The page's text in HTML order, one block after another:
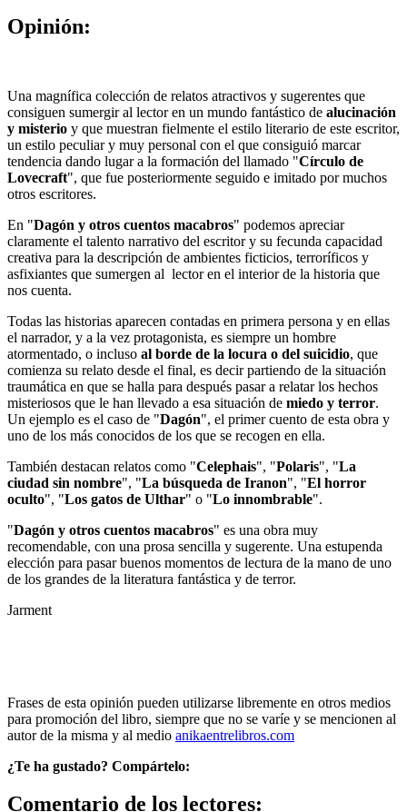
Opinión:
Una magnífica colección de relatos atractivos y sugerentes que
consiguen sumergir al lector en un mundo fantástico de alucinación
y misterio y que muestran fielmente el estilo literario de este escritor,
un estilo peculiar y muy personal con el que consiguió marcar
tendencia dando lugar a la formación del llamado "Círculo de
Lovecraft", que fue posteriormente seguido e imitado por muchos
otros escritores.
En "Dagón y otros cuentos macabros" podemos apreciar
claramente el talento narrativo del escritor y su fecunda capacidad
creativa para la descripción de ambientes ficticios, terroríficos y
asfixiantes que sumergen al lector en el interior de la historia que
nos cuenta.
Todas las historias aparecen contadas en primera persona y en ellas
el narrador, y a la vez protagonista, es siempre un hombre
atormentado, o incluso al borde de la locura o del suicidio, que
comienza su relato desde el final, es decir partiendo de la situación
traumática en que se halla para después pasar a relatar los hechos
misteriosos que le han llevado a esa situación de miedo y terror.
Un ejemplo es el caso de "Dagón", el primer cuento de esta obra y
uno de los más conocidos de los que se recogen en ella.
También destacan relatos como "Celephais", "Polaris", "La
ciudad sin nombre", "La búsqueda de Iranon", "El horror
oculto", "Los gatos de Ulthar" o "Lo innombrable".
"Dagón y otros cuentos macabros" es una obra muy
recomendable, con una prosa sencilla y sugerente. Una estupenda
elección para pasar buenos momentos de lectura de la mano de uno
de los grandes de la literatura fantástica y de terror.
Jarment
Frases de esta opinión pueden utilizarse libremente en otros medios
para promoción del libro, siempre que no se varíe y se mencionen al
autor de la misma y al medio anikaentrelibros.com
¿Te ha gustado? Compártelo:
Comentario de los lectores: